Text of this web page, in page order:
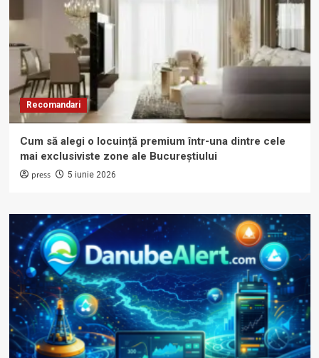
Recomandari
Cum să alegi o locuință premium într-una dintre cele
mai exclusiviste zone ale Bucureștiului
press 5 iunie 2026